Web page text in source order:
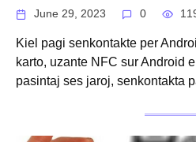
June 29, 2023 0
Kiel pagi senkontakte per
karto, uzante NFC sur Android
pasintaj ses jaroj, senkontakta